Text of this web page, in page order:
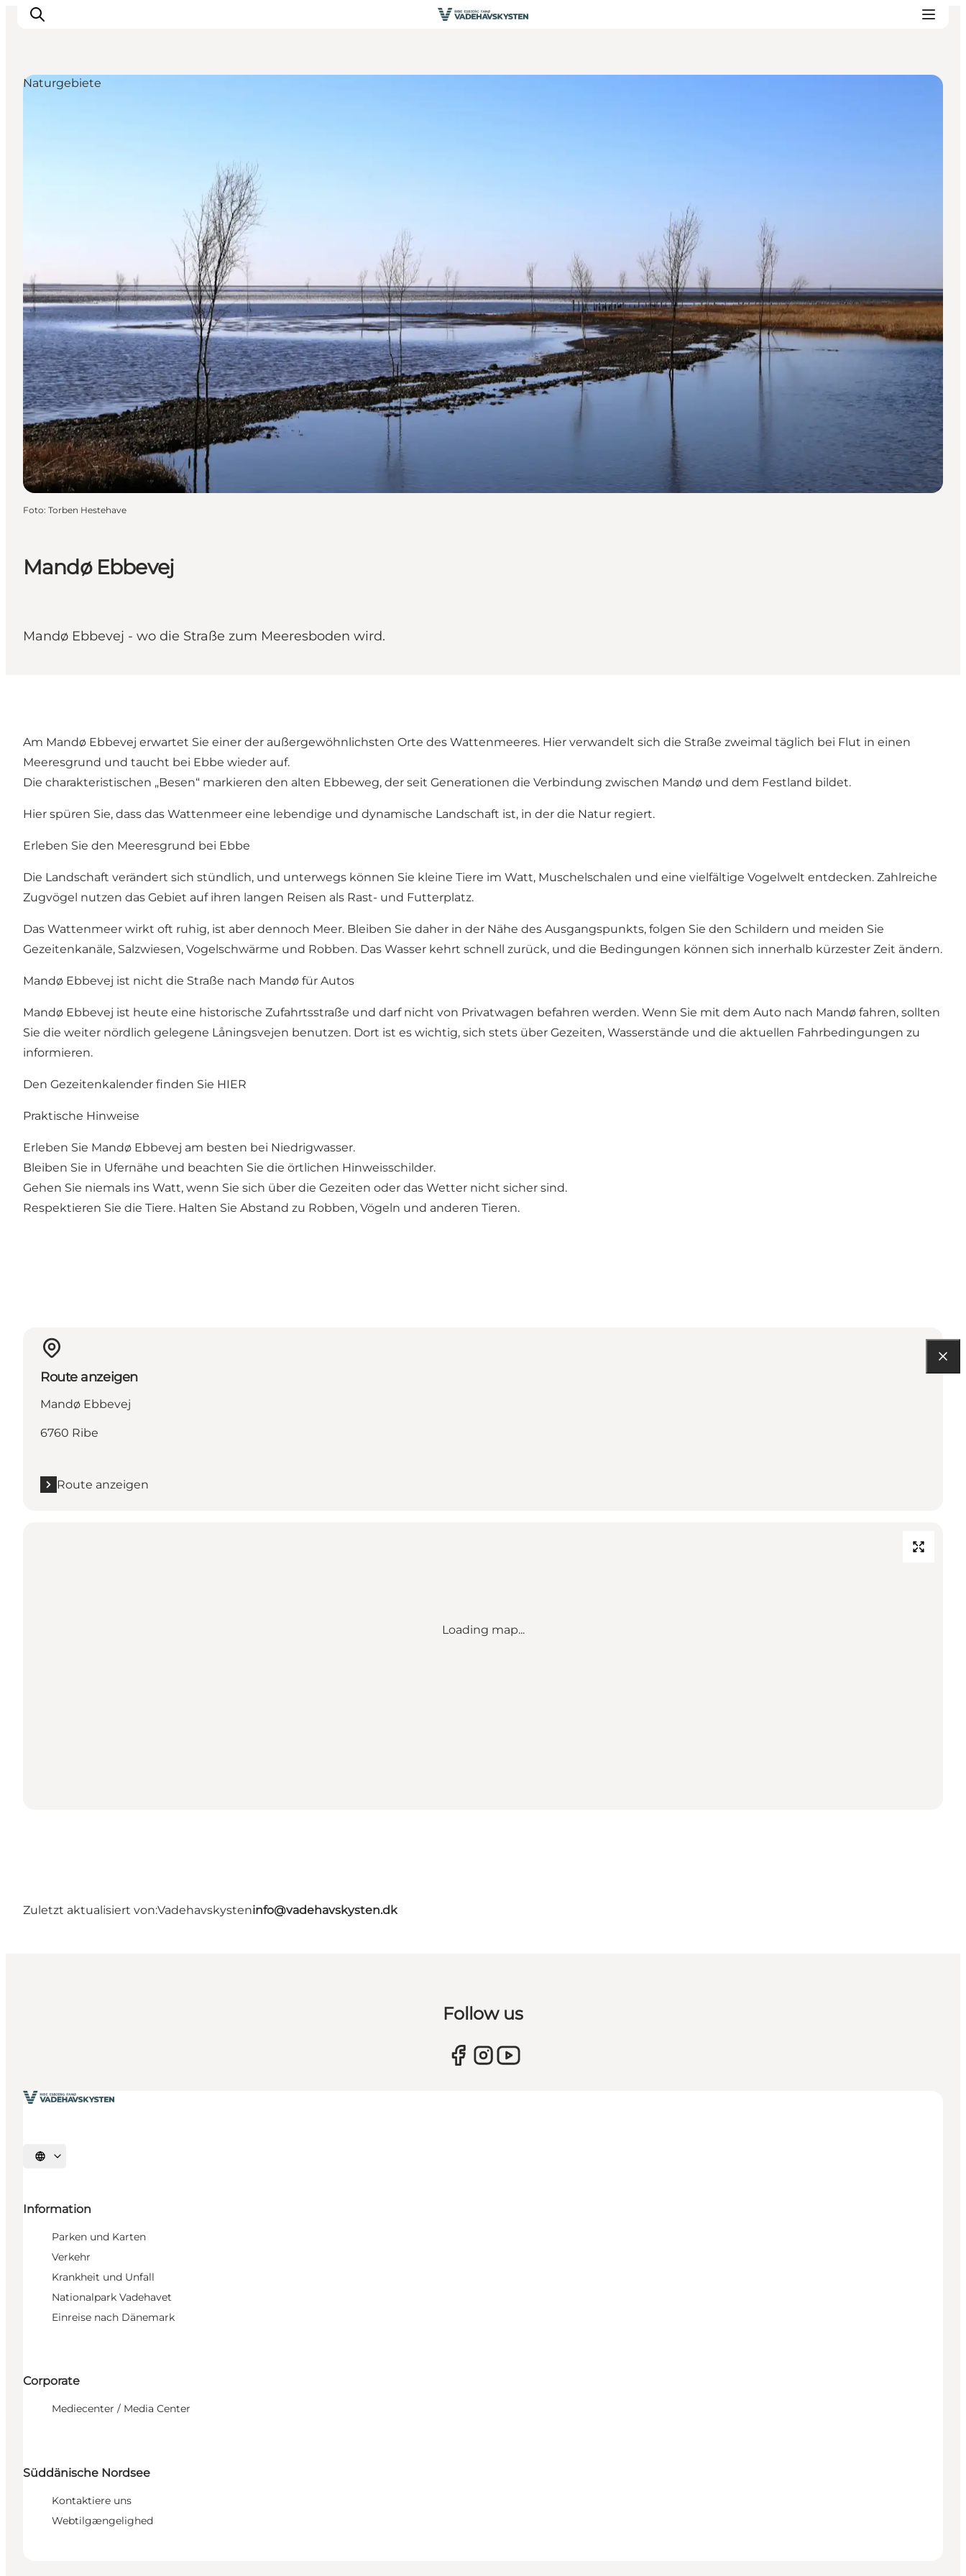
Mandø Ebbevej
Mandø Ebbevej - wo die Straße zum Meeresboden wird.
Naturgebiete
Foto: Torben Hestehave
Am Mandø Ebbevej erwartet Sie einer der außergewöhnlichsten Orte des Wattenmeeres. Hier verwandelt sich die Straße zweimal täglich bei Flut in einen
Meeresgrund und taucht bei Ebbe wieder auf.
Die charakteristischen „Besen“ markieren den alten Ebbeweg, der seit Generationen die Verbindung zwischen Mandø und dem Festland bildet.
Hier spüren Sie, dass das Wattenmeer eine lebendige und dynamische Landschaft ist, in der die Natur regiert.
Erleben Sie den Meeresgrund bei Ebbe
Die Landschaft verändert sich stündlich, und unterwegs können Sie kleine Tiere im Watt, Muschelschalen und eine vielfältige Vogelwelt entdecken. Zahlreiche
Zugvögel nutzen das Gebiet auf ihren langen Reisen als Rast- und Futterplatz.
Das Wattenmeer wirkt oft ruhig, ist aber dennoch Meer. Bleiben Sie daher in der Nähe des Ausgangspunkts, folgen Sie den Schildern und meiden Sie
Gezeitenkanäle, Salzwiesen, Vogelschwärme und Robben. Das Wasser kehrt schnell zurück, und die Bedingungen können sich innerhalb kürzester Zeit ändern.
Mandø Ebbevej ist nicht die Straße nach Mandø für Autos
Mandø Ebbevej ist heute eine historische Zufahrtsstraße und darf nicht von Privatwagen befahren werden. Wenn Sie mit dem Auto nach Mandø fahren, sollten
Sie die weiter nördlich gelegene Låningsvejen benutzen. Dort ist es wichtig, sich stets über Gezeiten, Wasserstände und die aktuellen Fahrbedingungen zu
informieren.
Den Gezeitenkalender finden Sie HIER
Praktische Hinweise
Erleben Sie Mandø Ebbevej am besten bei Niedrigwasser.
Bleiben Sie in Ufernähe und beachten Sie die örtlichen Hinweisschilder.
Gehen Sie niemals ins Watt, wenn Sie sich über die Gezeiten oder das Wetter nicht sicher sind.
Respektieren Sie die Tiere. Halten Sie Abstand zu Robben, Vögeln und anderen Tieren.
Route anzeigen
Mandø Ebbevej
6760 Ribe
Route anzeigen
Loading map...
Zuletzt aktualisiert von:Vadehavskysteninfo@vadehavskysten.dk
Follow us
Sprache auswählen
Information
Parken und Karten
Verkehr
Krankheit und Unfall
Nationalpark Vadehavet
Einreise nach Dänemark
Corporate
Mediecenter / Media Center
Süddänische Nordsee
Kontaktiere uns
Webtilgængelighed